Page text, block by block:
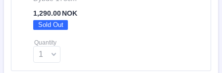
1,290.00 NOK
1,290.00NOK
Sold Out
Quantity